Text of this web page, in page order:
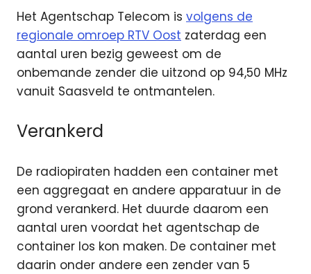
Het Agentschap Telecom is volgens de
regionale omroep RTV Oost zaterdag een
aantal uren bezig geweest om de
onbemande zender die uitzond op 94,50 MHz
vanuit Saasveld te ontmantelen.
Verankerd
De radiopiraten hadden een container met
een aggregaat en andere apparatuur in de
grond verankerd. Het duurde daarom een
aantal uren voordat het agentschap de
container los kon maken. De container met
daarin onder andere een zender van 5